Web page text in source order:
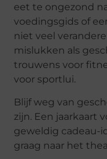
eet te ongezond
voedingsgids of
niet veel
mislukken als
trouwens voor
voor sportlui.
Blijf weg van
zijn. Een jaarkaart
geweldig cadeau-
graag naar het